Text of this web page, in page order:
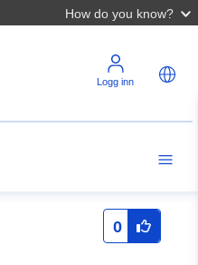
How do you know?
Logg inn
0